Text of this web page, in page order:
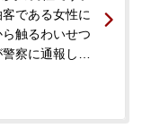
の余罪が発覚
況となりまし
である女性に
触るわいせつ
察に通報し、
紋採取の協力